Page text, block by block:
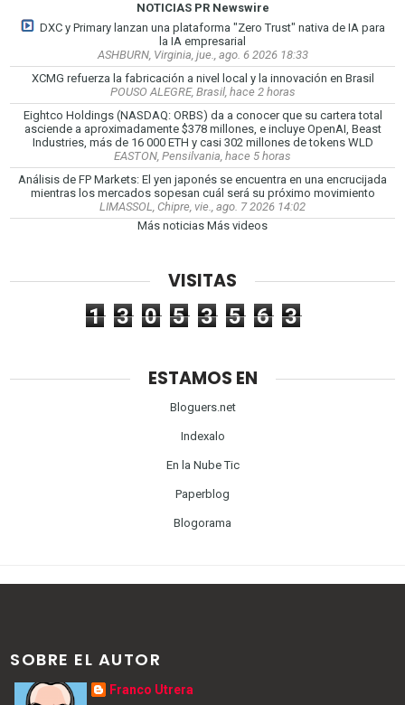
NOTICIAS PR Newswire
DXC y Primary lanzan una plataforma "Zero Trust" nativa de IA para
la IA empresarial
ASHBURN, Virginia, jue., ago. 6 2026 18:33
XCMG refuerza la fabricación a nivel local y la innovación en Brasil
POUSO ALEGRE, Brasil, hace 2 horas
Eightco Holdings (NASDAQ: ORBS) da a conocer que su cartera total
asciende a aproximadamente $378 millones, e incluye OpenAI, Beast
Industries, más de 16 000 ETH y casi 302 millones de tokens WLD
EASTON, Pensilvania, hace 5 horas
Análisis de FP Markets: El yen japonés se encuentra en una encrucijada
mientras los mercados sopesan cuál será su próximo movimiento
LIMASSOL, Chipre, vie., ago. 7 2026 14:02
Más noticias Más videos
VISITAS
1 3 0 5 3 5 6 3
ESTAMOS EN
Bloguers.net
Indexalo
En la Nube Tic
Paperblog
Blogorama
SOBRE EL AUTOR
Franco Utrera